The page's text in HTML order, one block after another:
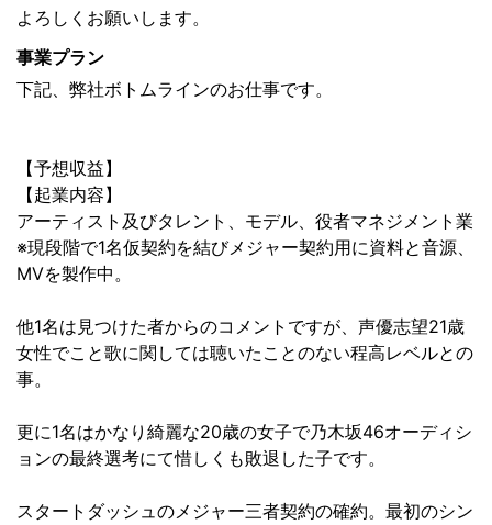
よろしくお願いします。
事業プラン
下記、弊社ボトムラインのお仕事です。
【予想収益】
【起業内容】
アーティスト及びタレント、モデル、役者マネジメント業
※現段階で1名仮契約を結びメジャー契約用に資料と音源、
MVを製作中。
他1名は見つけた者からのコメントですが、声優志望21歳
女性でこと歌に関しては聴いたことのない程高レベルとの
事。
更に1名はかなり綺麗な20歳の女子で乃木坂46オーディシ
ョンの最終選考にて惜しくも敗退した子です。
スタートダッシュのメジャー三者契約の確約。最初のシン